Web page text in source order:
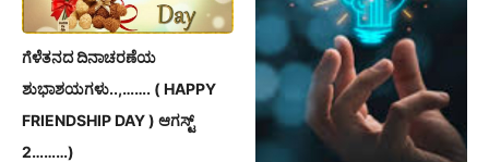
ಗೆಳೆತನದ ದಿನಾಚರಣೆಯ
ಶುಭಾಶಯಗಳು..,……. ( HAPPY
FRIENDSHIP DAY ) ಆಗಸ್ಟ್
2………)